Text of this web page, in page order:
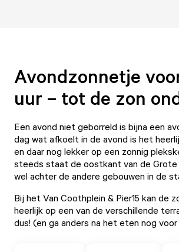
Avondzonnetje
uur – tot de zon
Een avond niet geborreld is bijna een
dag wat afkoelt in de avond is het
en daar nog lekker op een zonnig
steeds staat de oostkant van de
wel achter de andere gebouwen in de
Bij het Van Coothplein & Pier15 kan de
heerlijk op een van de verschillende
dus! (en ga anders na het eten nog